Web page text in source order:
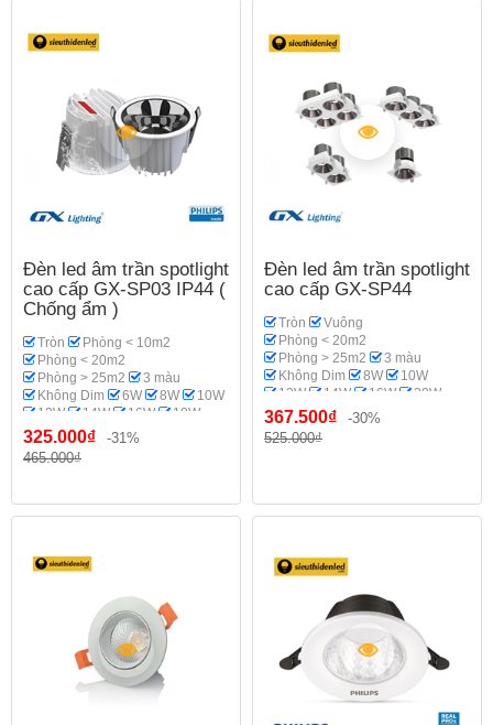
Đèn led âm trần spotlight
cao cấp GX-SP03 IP44 (
Chống ẩm )
Tròn
Phòng < 10m2
Phòng < 20m2
Phòng > 25m2
3 màu
Không Dim
6W 8W
10W
12W
14W 16W
18W
20W
Spotlight
Phi 95
GX Lighting
325.000₫
-31%
465.000₫
Đèn led âm trần spotlight
cao cấp GX-SP44
Tròn
Vuông
Phòng < 20m2
Phòng > 25m2
3 màu
Không Dim
8W
10W
12W
14W 16W
20W
18W
Spotlight
Phòng khách
367.500₫
-30%
525.000₫